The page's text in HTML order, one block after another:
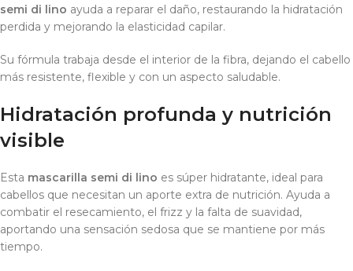
semi di lino ayuda a reparar el daño, restaurando la hidratación
perdida y mejorando la elasticidad capilar.
Su fórmula trabaja desde el interior de la fibra, dejando el cabello
más resistente, flexible y con un aspecto saludable.
Hidratación profunda y nutrición
visible
Esta mascarilla semi di lino es súper hidratante, ideal para
cabellos que necesitan un aporte extra de nutrición. Ayuda a
combatir el resecamiento, el frizz y la falta de suavidad,
aportando una sensación sedosa que se mantiene por más
tiempo.